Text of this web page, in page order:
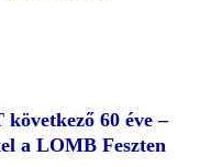
60 éve –
a LOMB Feszten